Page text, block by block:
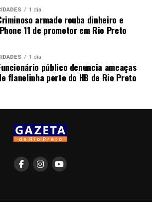
1 dia
armado rouba dinheiro e
11 de promotor em Rio Preto
1 dia
público denuncia ameaças
flanelinha perto do HB de Rio Preto